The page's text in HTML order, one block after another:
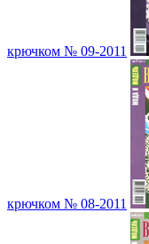
крючком № 09-2011
крючком № 08-2011